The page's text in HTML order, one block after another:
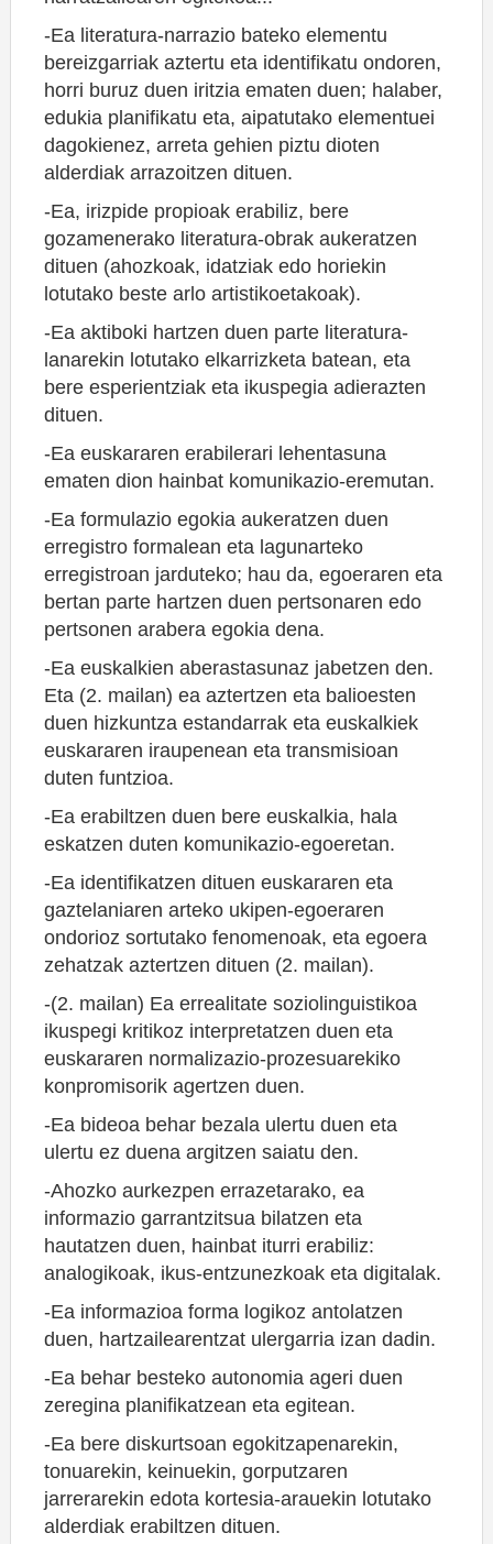
-Ea literatura-narrazio bateko elementu
bereizgarriak aztertu eta identifikatu ondoren,
horri buruz duen iritzia ematen duen; halaber,
edukia planifikatu eta, aipatutako elementuei
dagokienez, arreta gehien piztu dioten
alderdiak arrazoitzen dituen.
-Ea, irizpide propioak erabiliz, bere
gozamenerako literatura-obrak aukeratzen
dituen (ahozkoak, idatziak edo horiekin
lotutako beste arlo artistikoetakoak).
-Ea aktiboki hartzen duen parte literatura-
lanarekin lotutako elkarrizketa batean, eta
bere esperientziak eta ikuspegia adierazten
dituen.
-Ea euskararen erabilerari lehentasuna
ematen dion hainbat komunikazio-eremutan.
-Ea formulazio egokia aukeratzen duen
erregistro formalean eta lagunarteko
erregistroan jarduteko; hau da, egoeraren eta
bertan parte hartzen duen pertsonaren edo
pertsonen arabera egokia dena.
-Ea euskalkien aberastasunaz jabetzen den.
Eta (2. mailan) ea aztertzen eta balioesten
duen hizkuntza estandarrak eta euskalkiek
euskararen iraupenean eta transmisioan
duten funtzioa.
-Ea erabiltzen duen bere euskalkia, hala
eskatzen duten komunikazio-egoeretan.
-Ea identifikatzen dituen euskararen eta
gaztelaniaren arteko ukipen-egoeraren
ondorioz sortutako fenomenoak, eta egoera
zehatzak aztertzen dituen (2. mailan).
-(2. mailan) Ea errealitate soziolinguistikoa
ikuspegi kritikoz interpretatzen duen eta
euskararen normalizazio-prozesuarekiko
konpromisorik agertzen duen.
-Ea bideoa behar bezala ulertu duen eta
ulertu ez duena argitzen saiatu den.
-Ahozko aurkezpen errazetarako, ea
informazio garrantzitsua bilatzen eta
hautatzen duen, hainbat iturri erabiliz:
analogikoak, ikus-entzunezkoak eta digitalak.
-Ea informazioa forma logikoz antolatzen
duen, hartzailearentzat ulergarria izan dadin.
-Ea behar besteko autonomia ageri duen
zeregina planifikatzean eta egitean.
-Ea bere diskurtsoan egokitzapenarekin,
tonuarekin, keinuekin, gorputzaren
jarrerarekin edota kortesia-arauekin lotutako
alderdiak erabiltzen dituen.